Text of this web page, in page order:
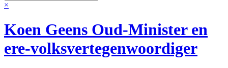
×
Koen Geens Oud-Minister en
ere-volksvertegenwoordiger